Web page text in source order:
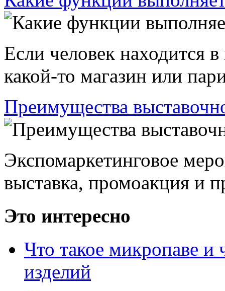
Если человек находится
какой-то магазин или
Преимущества
Экспомаркетинговое
выставка, промоакция и
Это интересно
Что такое микропаве
изделий